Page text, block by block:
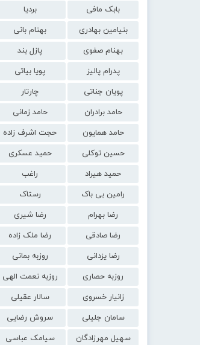
بابک مافی
بردیا
بنیامین بهادری
بهنام بانی
بهنام صفوی
پازل بند
پدرام پالیز
پویا بیاتی
پویان جناتی
چارتار
حامد برادران
حامد زمانی
حامد همایون
حجت اشرف زاده
حسین توکلی
حمید عسکری
حمید هیراد
راغب
رامین بی باک
رستاک
رضا بهرام
رضا شیری
رضا صادقی
رضا ملک زاده
رضا یزدانی
روزبه بمانی
روزبه حصاری
روزبه نعمت الهی
زانیار خسروی
سالار عقیلی
سامان جلیلی
سروش رضایی
سهیل مهرزادگان
سیامک عباسی